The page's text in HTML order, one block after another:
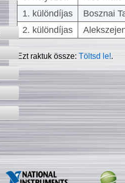
1. különdíjas
Bosznai
2. különdíjas
Ezt raktuk össze:Töltsd le!.